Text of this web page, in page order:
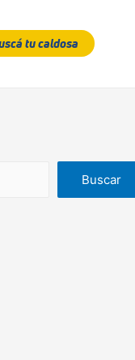
tu caldosa
Buscar